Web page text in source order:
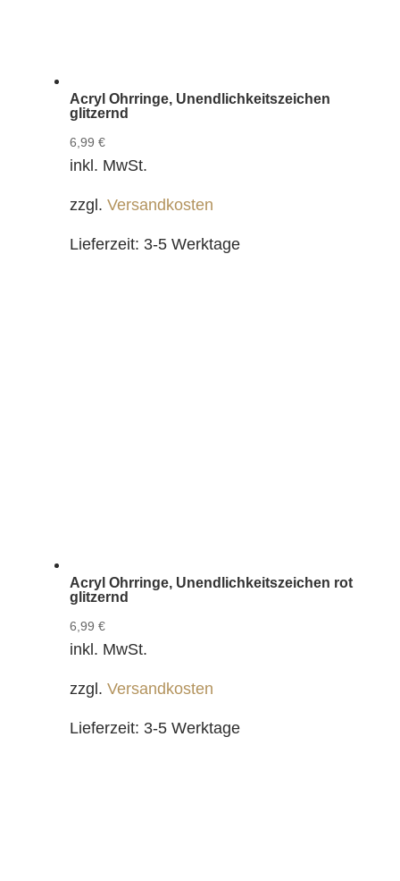
Acryl Ohrringe, Unendlichkeitszeichen
glitzernd
6,99 €
inkl. MwSt.
zzgl. Versandkosten
Lieferzeit: 3-5 Werktage
Acryl Ohrringe, Unendlichkeitszeichen rot
glitzernd
6,99 €
inkl. MwSt.
zzgl. Versandkosten
Lieferzeit: 3-5 Werktage